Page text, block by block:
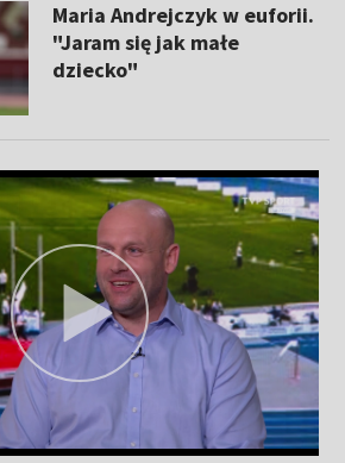
Maria Andrejczyk w euforii.
"Jaram się jak małe
dziecko"